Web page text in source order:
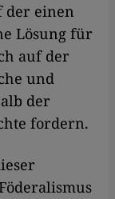
der einen
Lösung für
auf der
und
der
fordern.